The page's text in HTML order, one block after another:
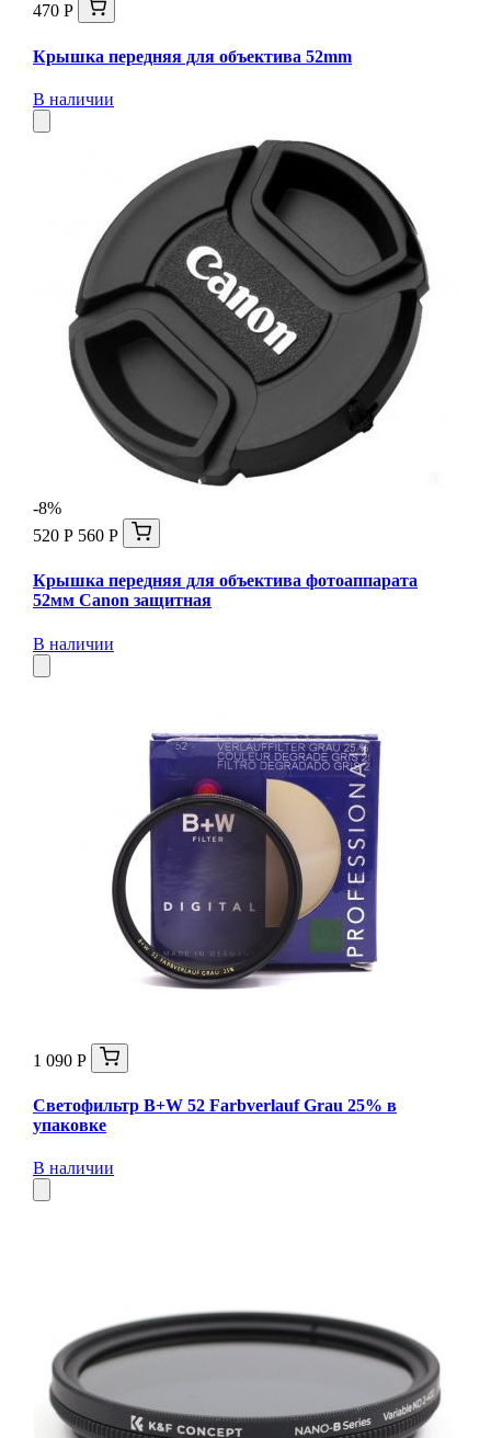
470 Р
Крышка передняя для объектива 52mm
В наличии
-8%
520 Р 560 Р
Крышка передняя для объектива фотоаппарата
52мм Canon защитная
В наличии
1 090 Р
Светофильтр B+W 52 Farbverlauf Grau 25% в
упаковке
В наличии